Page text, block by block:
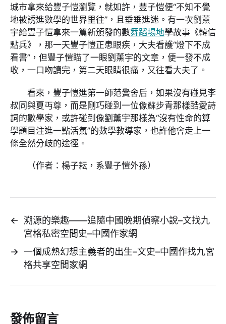
城市拿來給豐子愷瀏覽，就如許，豐子愷便“不知不覺
地被誘進數學的世界里往”，且垂垂進迷。有一次劉薰
宇給豐子愷拿來一篇新頒發的數舞蹈場地學故事《韓信
點兵》，那一天豐子愷正患眼疾，大夫看護“燈下不成
看書”，但豐子愷瞄了一眼劉薰宇的文章，便一發不成
收，一口吻讀完，第二天眼睛很痛，又往看大夫了。
看來，豐子愷進第一師范黌舍后，如果沒有碰見李
叔同與夏丏尊，而是剛巧碰到一位像蘇步青那樣酷愛詩
詞的數學家，或許碰到像劉薰宇那樣為“沒有性命的算
學題目注進一點活氣”的數學教導家，也許他會走上一
條全然分歧的途徑。
（作者：楊子耘，系豐子愷外孫）
← 溯源的樂趣——追隨中國晚期偵察小說–文找九
宮格私密空間史–中國作家網
→ 一個成熟幻想主義者的出生–文史–中國作找九宮
格共享空間家網
發佈留言